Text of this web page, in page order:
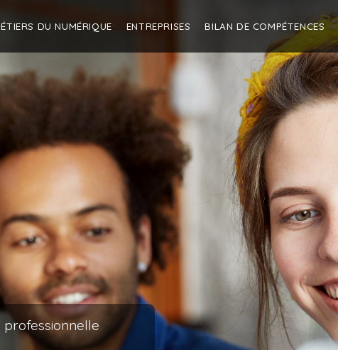
DU NUMÉRIQUE ENTREPRISES BILAN DE COMPÉTENCES